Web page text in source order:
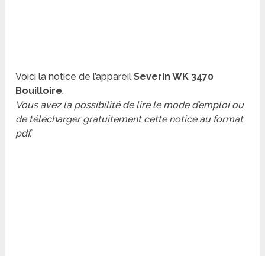
Voici la notice de l’appareilSeverin WK 3470
Bouilloire.
Vous avez la possibilité de lire le mode d’emploi ou
de télécharger gratuitement cette notice au format
pdf.